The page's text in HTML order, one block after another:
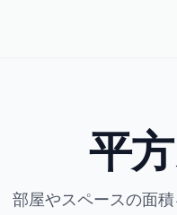
平
部屋やスペースの面